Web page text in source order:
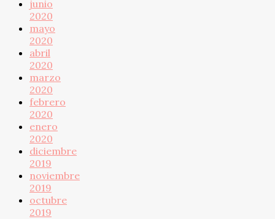
junio
2020
mayo
2020
abril
2020
marzo
2020
febrero
2020
enero
2020
diciembre
2019
noviembre
2019
octubre
2019